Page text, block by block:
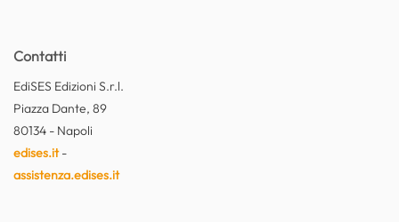
Contatti
EdiSES Edizioni S.r.l.
Piazza Dante, 89
80134 - Napoli
edises.it-
assistenza.edises.it